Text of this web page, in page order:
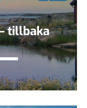
tillbaka